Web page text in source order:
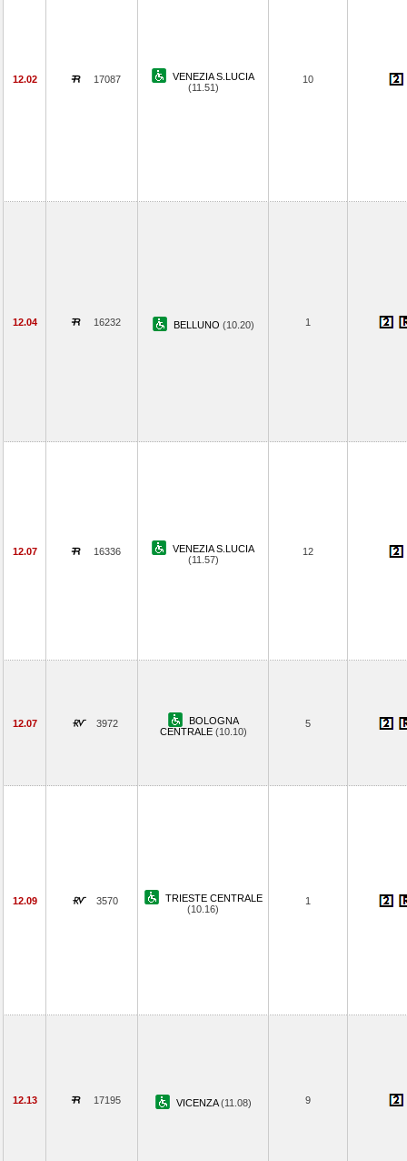
12.02 17087
VENEZIA S.LUCIA
(11.51)
10
12.04 16232 BELLUNO (10.20) 1
12.07 16336
VENEZIA S.LUCIA
(11.57)
12
12.07 3972
BOLOGNA
CENTRALE (10.10)
5
12.09 3570
TRIESTE CENTRALE
(10.16)
1
12.13 17195 VICENZA(11.08) 9